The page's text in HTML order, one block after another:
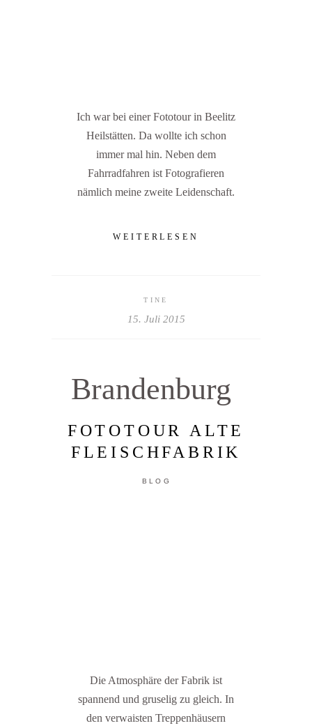
Ich war bei einer Fototour in Beelitz
Heilstätten. Da wollte ich schon
immer mal hin. Neben dem
Fahrradfahren ist Fotografieren
nämlich meine zweite Leidenschaft.
WEITERLESEN
TINE
15. Juli 2015
Brandenburg
FOTOTOUR ALTE
FLEISCHFABRIK
BLOG
Die Atmosphäre der Fabrik ist
spannend und gruselig zu gleich. In
den verwaisten Treppenhäusern